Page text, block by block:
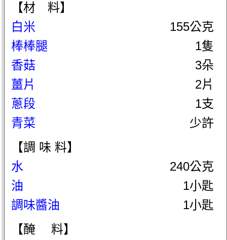
【材 料】
白米
155公克
棒棒腿
1隻
香菇
3朵
薑片
2片
蔥段
1支
青菜
少許
【調 味 料】
水
240公克
油
1小匙
調味醬油
1小匙
【醃 料】